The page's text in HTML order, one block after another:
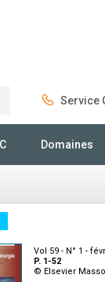
Service
Domaines
Vol 59 - N° 1 -
P. 1-52
© Elsevier